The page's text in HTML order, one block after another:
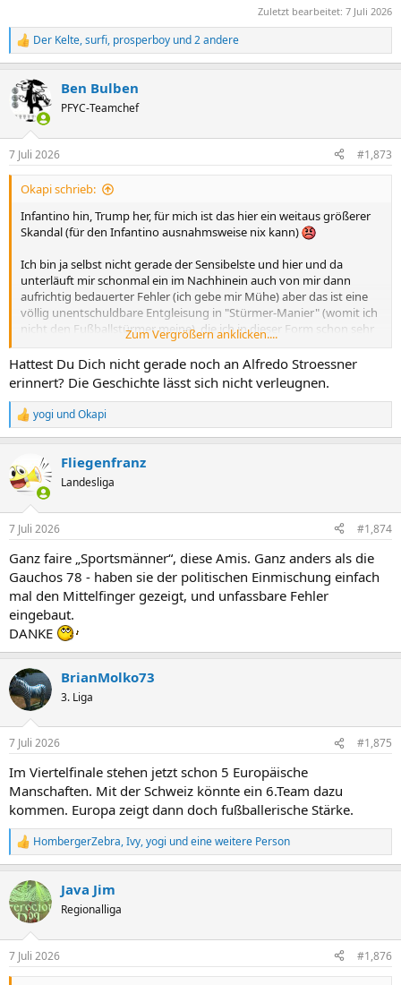
Zuletzt bearbeitet: 7 Juli 2026
R
e
k
t
i
e
n
Der Kelte,surfi, prosperboy und 2 andere
Ben Bulben
PFYC-Teamchef
7 Juli 2026 #1,873
Okapi schrieb:
Infantino hin, Trump her, für mich ist das hier ein weitaus größerer
Skandal (für den Infantino ausnahmsweise nix kann)
Ich bin ja selbst nicht gerade der Sensibelste und hier und da
unterläuft mir schonmal ein im Nachhinein auch von mir dann
aufrichtig bedauerter Fehler (ich gebe mir Mühe) aber das ist eine
völlig unentschuldbare Entgleisung in "Stürmer-Manier" (womit ich
nicht den Fußballstürmer meine), die ich in dieser Form schon sehr
lange nicht gelesen oder gar gehört habe.
Da diese Ungeheuerlichkeiten aus der Fresse einer politischen
Amtsträgerin gepurzelt sind, würde ich als "französischer Staat" den
Botschafter dieser südamerikanischen Sympathen-Republik
antanzen lassen und dem einige Dinge zur unmittelbaren
Weitergabe verdeutlichen. Charles de Gaulle oder Francois
Mitterand hätte das nicht auf sich beruhen lassen und eine Replik
auch nicht an den Fußballverband delegiert.
Unfassbares Vorkommnis.
Zum Vergrößern anklicken....
Hattest Du Dich nicht gerade noch an Alfredo Stroessner
erinnert? Die Geschichte lässt sich nicht verleugnen.
R
e
k
t
i
e
:
yogi undOkapi
Fliegenfranz
Landesliga
7 Juli 2026 #1,874
Ganz faire „Sportsmänner“, diese Amis. Ganz anders als die
Gauchos 78 - haben sie der politischen Einmischung einfach
mal den Mittelfinger gezeigt, und unfassbare Fehler
eingebaut.
DANKE
BrianMolko73
3. Liga
7 Juli 2026 #1,875
Im Viertelfinale stehen jetzt schon 5 Europäische
Manschaften. Mit der Schweiz könnte ein 6.Team dazu
kommen. Europa zeigt dann doch fußballerische Stärke.
R
e
k
t
i
e
n
HombergerZebra,Ivy,yogi und eine weitere Person
Java Jim
Regionalliga
7 Juli 2026 #1,876